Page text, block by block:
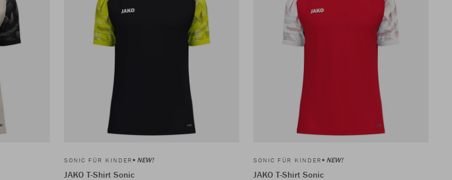
SONIC FÜR KINDER NEW!
JAKO T-Shirt Sonic
SONIC FÜR KINDER NEW!
JAKO T-Shirt Sonic